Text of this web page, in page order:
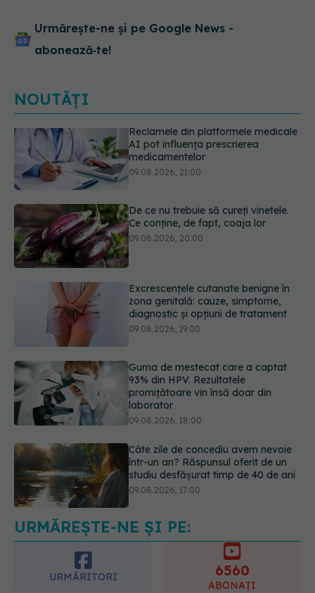
Urmărește-ne și pe Google News -
abonează‑te!
NOUTĂȚI
De ce nu trebuie să cureți vinetele.
Ce conține, de fapt, coaja lor
09.08.2026, 20:00
Excrescențele cutanate benigne în
zona genitală: cauze, simptome,
Guma de mestecat care a captat
93% din HPV. Rezultatele
promițătoare vin însă doar din
Câte zile de concediu avem nevoie
într-un an? Răspunsul oferit de un
Reclamele din platformele medicale
AI pot influența prescrierea
medicamentelor
URMĂREȘTE-NE ȘI PE:
URMĂRITORI 6560
ABONAȚI